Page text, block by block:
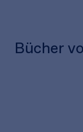
Bücher